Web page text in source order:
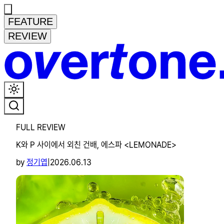
FEATURE
REVIEW
FULL REVIEW
K와 P 사이에서 외친 건배, 에스파 <LEMONADE>
by 정기엽 2026.06.13